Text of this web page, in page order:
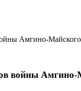
Амгино-
войны Амгино-